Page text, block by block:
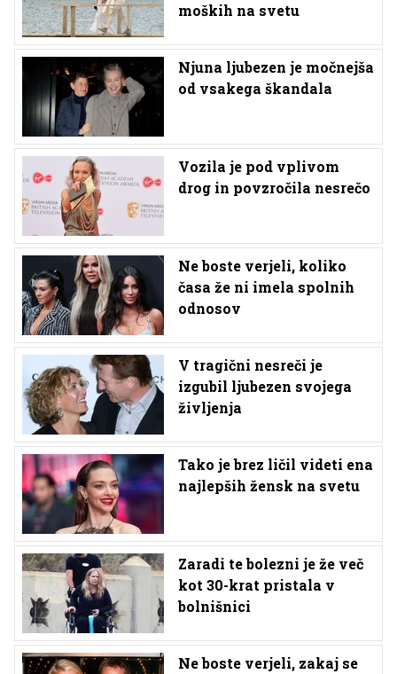
moških na svetu
Njuna ljubezen je močnejša
od vsakega škandala
Vozila je pod vplivom
drog in povzročila nesrečo
Ne boste verjeli, koliko
časa že ni imela spolnih
odnosov
V tragični nesreči je
izgubil ljubezen svojega
življenja
Tako je brez ličil videti ena
najlepših žensk na svetu
Zaradi te bolezni je že več
kot 30-krat pristala v
bolnišnici
Ne boste verjeli, zakaj se